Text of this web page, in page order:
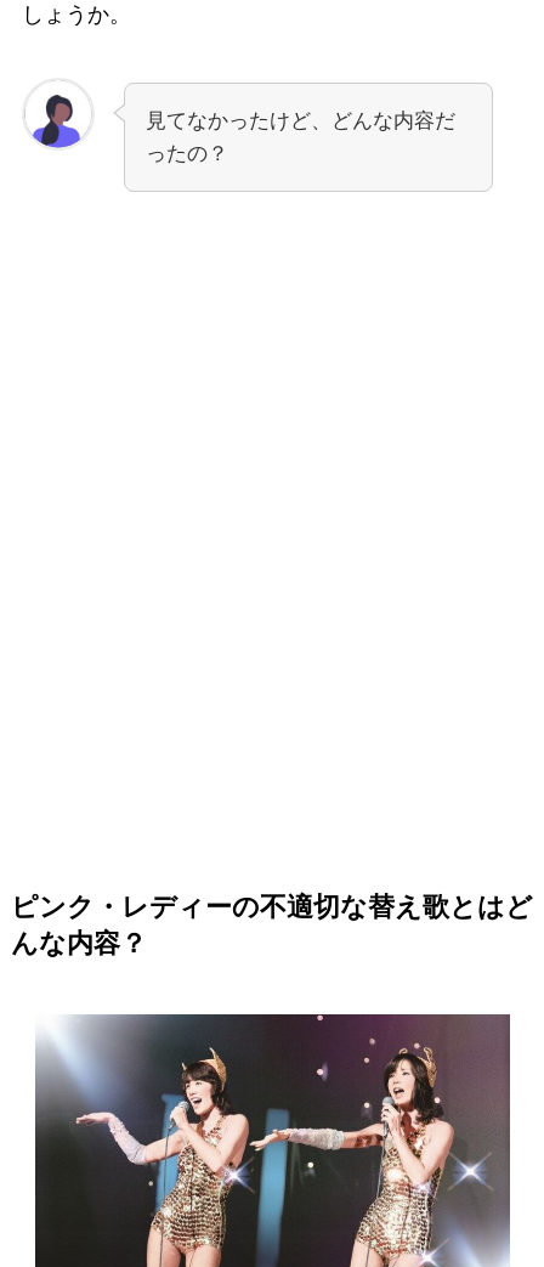
しょうか。
見てなかったけど、どんな内容だ
ったの？
ピンク・レディーの不適切な替え歌とはど
んな内容？